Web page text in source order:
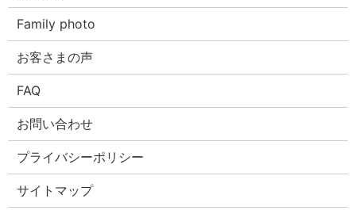
Family photo
お客さまの声
FAQ
お問い合わせ
プライバシーポリシー
サイトマップ